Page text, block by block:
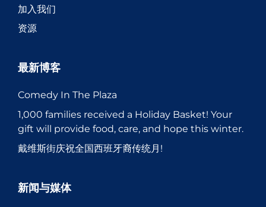
加入我们
资源
最新博客
Comedy In The Plaza
1,000 families received a Holiday Basket! Your
gift will provide food, care, and hope this winter.
戴维斯街庆祝全国西班牙裔传统月!
新闻与媒体